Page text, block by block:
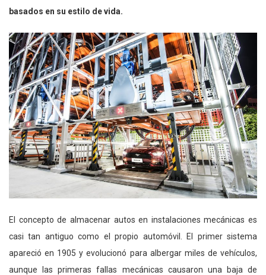
basados ​​en su estilo de vida.
El concepto de almacenar autos en instalaciones mecánicas es
casi tan antiguo como el propio automóvil. El primer sistema
apareció en 1905 y evolucionó para albergar miles de vehículos,
aunque las primeras fallas mecánicas causaron una baja de